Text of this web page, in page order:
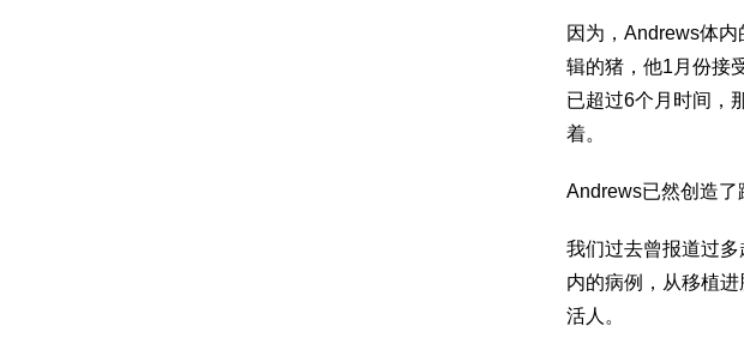
因为，Andrews体
辑的猪，他1月份接
已超过6个月时间，
着。
Andrews已然创造了
我们过去曾报道过
内的病例，从移植
活人。